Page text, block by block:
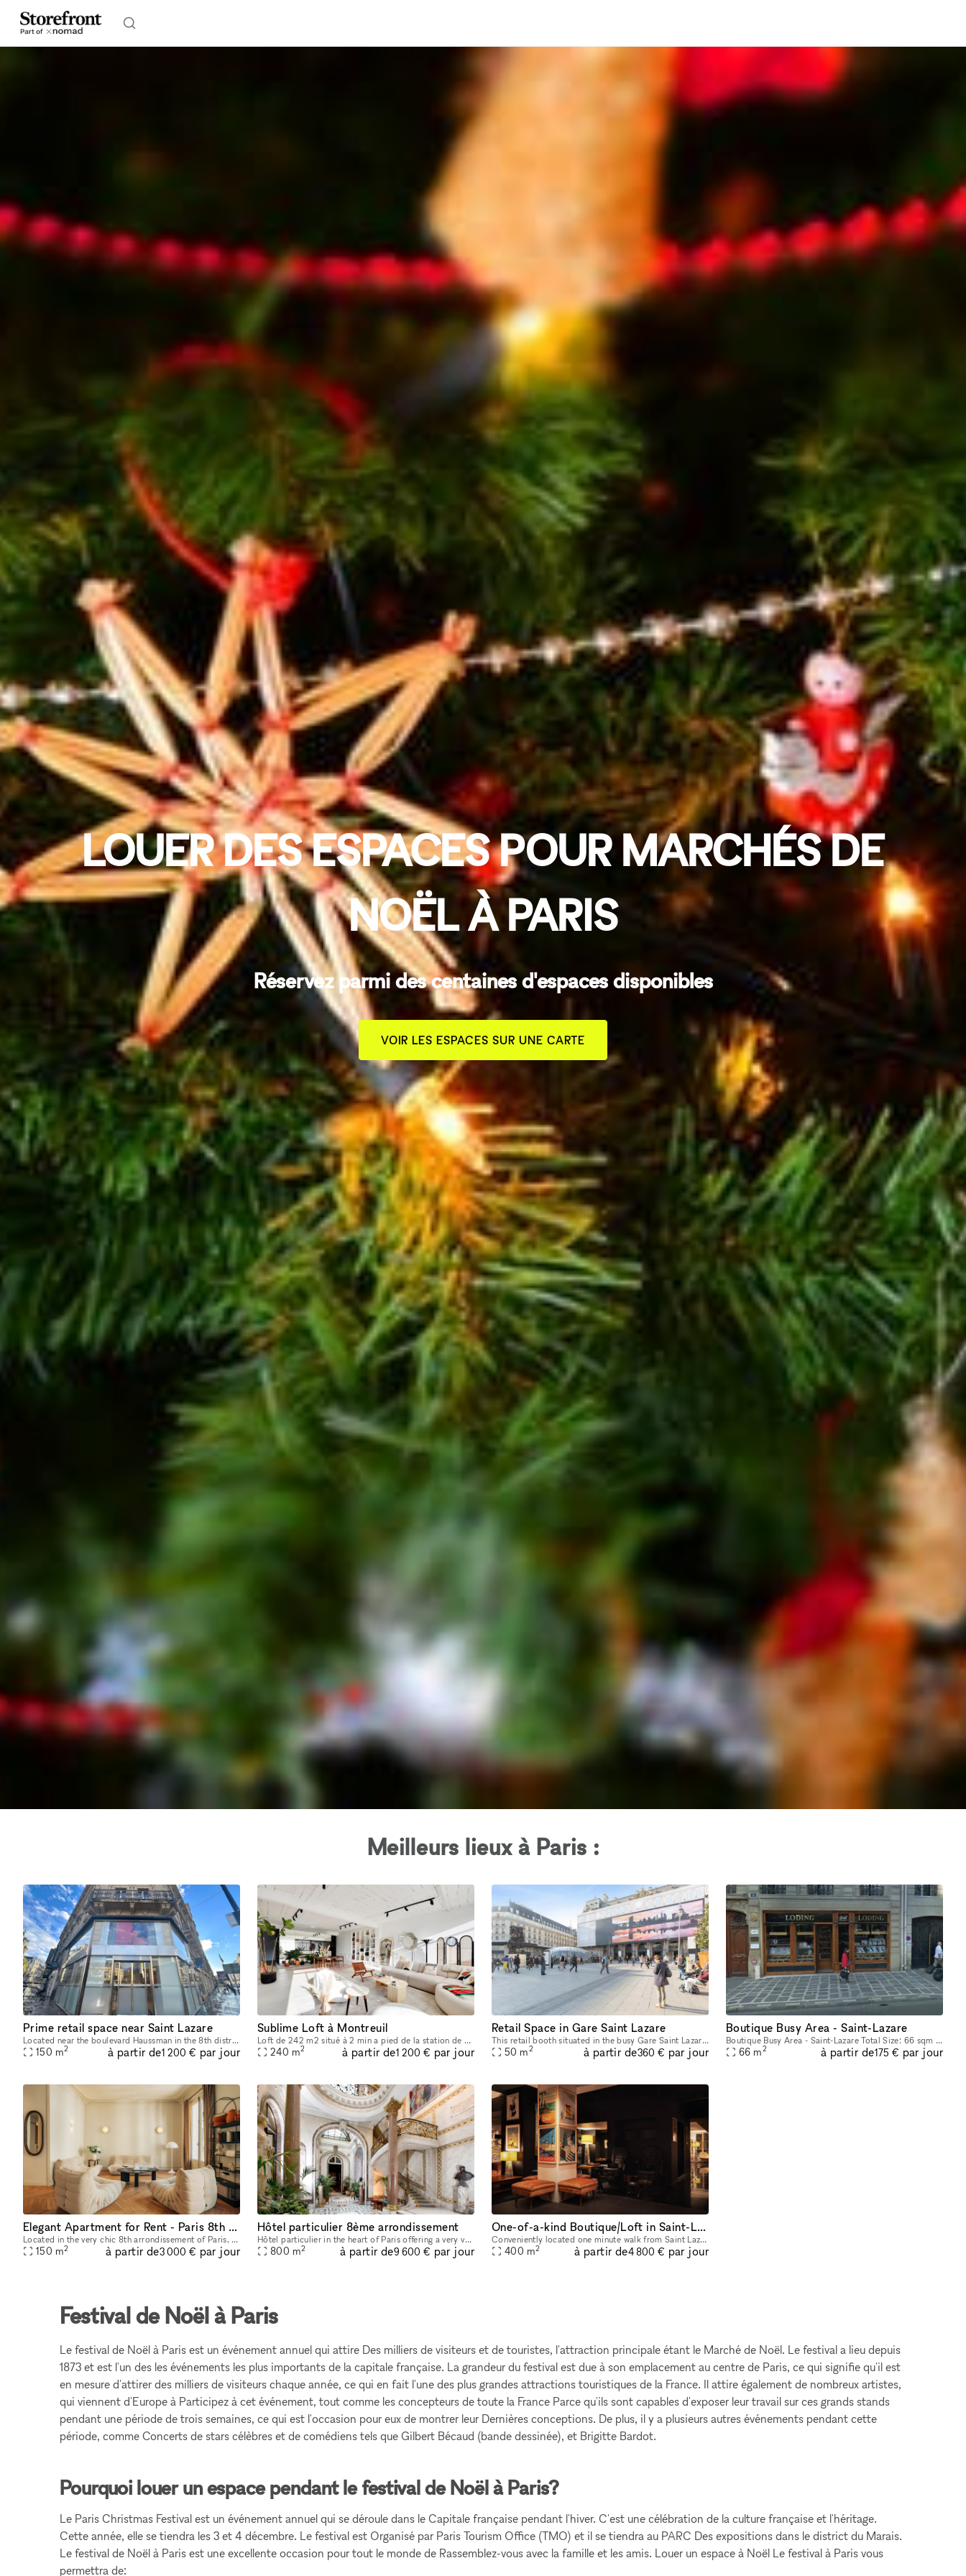
LOUER DES ESPACES POUR MARCHÉS DE
NOËL À PARIS
Réservez parmi des centaines d'espaces disponibles
VOIR LES ESPACES SUR UNE CARTE
Meilleurs lieux à Paris :
Prime retail space near Saint Lazare
Located near the boulevard Haussman in the 8th district, this versatile retail space is ideal for pop-up shops, events, and showrooms. Boasting high foot traffic and a prime position in front of the
150 m2 à partir de1 200 € par jour
Sublime Loft à Montreuil
Loft de 242 m2 situé à 2 min a pied de la station de metro robespierre a montreuil, sublime decoration, espace chaleureux tres calme en journée et festif le soir. L'espace de vie accueille jusqu'a 12
240 m2 à partir de1 200 € par jour
Retail Space in Gare Saint Lazare
This retail booth situated in the busy Gare Saint Lazare is a great opportunity for brands to gain exposure and grow their customer base. With multiple retail booths available, it's a perfect locatio
50 m2 à partir de360 € par jour
Boutique Busy Area - Saint-Lazare
Boutique Busy Area - Saint-Lazare Total Size: 66 sqm Groundfloor: 66 sqm
66 m2 à partir de175 € par jour
Elegant Apartment for Rent - Paris 8th Arrondissement - Near Madeleine
Located in the very chic 8th arrondissement of Paris, near the Saint-Augustin district and the famous Place de la Madeleine, this reception apartment is ideal for a Photo Shoot, a Filming, a Showroom
150 m2 à partir de3 000 € par jour
Hôtel particulier 8ème arrondissement
Hôtel particulier in the heart of Paris offering a very vaste place for fashion week , with 5 spaces . The all hotel can be privatized. the space present a very nice garden also.
800 m2 à partir de9 600 € par jour
One-of-a-kind Boutique/Loft in Saint-Lazare
Conveniently located one minute walk from Saint Lazare train station and two minutes walk from St. Augustine in a busy street, this beautiful open loft of 400m2 is perfect for a Pop-Up Store, Showroo
400 m2 à partir de4 800 € par jour
Festival de Noël à Paris
Le festival de Noël à Paris est un événement annuel qui attire Des milliers de visiteurs et de touristes, l'attraction principale étant le Marché de Noël. Le festival a lieu depuis
1873 et est l'un des les événements les plus importants de la capitale française. La grandeur du festival est due à son emplacement au centre de Paris, ce qui signifie qu'il est
en mesure d'attirer des milliers de visiteurs chaque année, ce qui en fait l'une des plus grandes attractions touristiques de la France. Il attire également de nombreux artistes,
qui viennent d'Europe à Participez à cet événement, tout comme les concepteurs de toute la France Parce qu'ils sont capables d'exposer leur travail sur ces grands stands
pendant une période de trois semaines, ce qui est l'occasion pour eux de montrer leur Dernières conceptions. De plus, il y a plusieurs autres événements pendant cette
période, comme Concerts de stars célèbres et de comédiens tels que Gilbert Bécaud (bande dessinée), et Brigitte Bardot.
Pourquoi louer un espace pendant le festival de Noël à Paris?
Le Paris Christmas Festival est un événement annuel qui se déroule dans le Capitale française pendant l'hiver. C'est une célébration de la culture française et l'héritage.
Cette année, elle se tiendra les 3 et 4 décembre. Le festival est Organisé par Paris Tourism Office (TMO) et il se tiendra au PARC Des expositions dans le district du Marais.
Le festival de Noël à Paris est une excellente occasion pour tout le monde de Rassemblez-vous avec la famille et les amis. Louer un espace à Noël Le festival à Paris vous
permettra de: